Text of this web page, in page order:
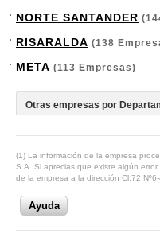
NORTE SANTANDER
RISARALDA (138
META (113 Empresas)
(1) La información de la empresa
S.A. Si aprecias que existe algún
de la empresa a la dirección Cl.72
Ayuda